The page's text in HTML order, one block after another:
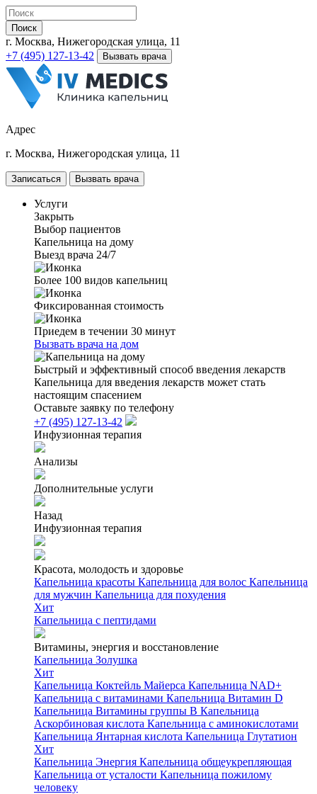
Поиск
г. Москва, Нижегородская улица, 11
+7 (495) 127-13-42
Вызвать врача
Адрес
г. Москва, Нижегородская улица, 11
Записаться Вызвать врача
Услуги
Закрыть
Выбор пациентов
Капельница на дому
Выезд врача 24/7
Более 100 видов капельниц
Фиксированная стоимость
Приедем в течении 30 минут
Вызвать врача на дом
Быстрый и эффективный способ введения лекарств
Капельница для введения лекарств может стать
настоящим спасением
Оставьте заявку по телефону
+7 (495) 127-13-42
Инфузионная терапия
Анализы
Дополнительные услуги
Назад
Инфузионная терапия
Красота, молодость и здоровье
Капельница красоты Капельница для волос Капельница
для мужчин Капельница для похудения
Хит
Капельница с пептидами
Витамины, энергия и восстановление
Капельница Золушка
Хит
Капельница Коктейль Майерса Капельница NAD+
Капельница с витаминами Капельница Витамин D
Капельница Витамины группы B Капельница
Аскорбиновая кислота Капельница с аминокислотами
Капельница Янтарная кислота Капельница Глутатион
Хит
Капельница Энергия Капельница общеукрепляющая
Капельница от усталости Капельница пожилому
человеку